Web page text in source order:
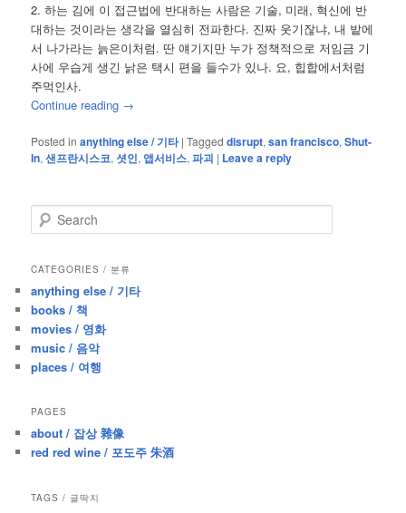
2. 하는 김에 이 접근법에 반대하는 사람은 기술, 미래, 혁신에 반
대하는 것이라는 생각을 열심히 전파한다. 진짜 웃기잖냐, 내 밭에
서 나가라는 늙은이처럼. 딴 얘기지만 누가 정책적으로 저임금 기
사에 우습게 생긴 낡은 택시 편을 들수가 있나. 요, 힙합에서처럼
주먹인사.
Continue reading →
Posted in anything else / 기타 |Tagged disrupt,san francisco,Shut-
In,샌프란시스코,셧인,앱서비스,파괴 | Leave a reply
e
r
h
CATEGORIES / 분류
anything else / 기타
books / 책
movies / 영화
music / 음악
places / 여행
PAGES
about / 잡상 雜像
red red wine / 포도주 朱酒
TAGS / 글딱지